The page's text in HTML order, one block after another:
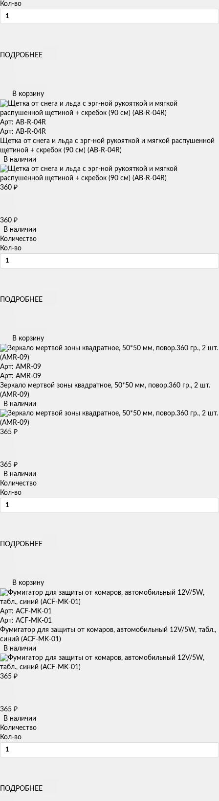
Кол-во
ПОДРОБНЕЕ
В корзину
Арт: AB-R-04R
Арт: AB-R-04R
Щетка от снега и льда с эрг-ной рукояткой и мягкой распушенной
щетиной + скребок (90 см) (AB-R-04R)
В наличии
360 ₽
360 ₽
В наличии
Количество
Кол-во
ПОДРОБНЕЕ
В корзину
Арт: AMR-09
Арт: AMR-09
Зеркало мертвой зоны квадратное, 50*50 мм, повор.360 гр., 2 шт.
(AMR-09)
В наличии
365 ₽
365 ₽
В наличии
Количество
Кол-во
ПОДРОБНЕЕ
В корзину
Арт: ACF-MK-01
Арт: ACF-MK-01
Фумигатор для защиты от комаров, автомобильный 12V/5W, табл.,
синий (ACF-MK-01)
В наличии
365 ₽
365 ₽
В наличии
Количество
Кол-во
ПОДРОБНЕЕ